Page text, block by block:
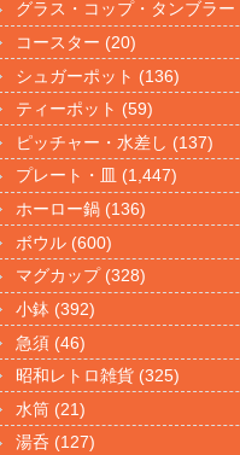
グラス・コップ・タンブラー
コースター (20)
シュガーポット (136)
ティーポット (59)
ピッチャー・水差し (137)
プレート・皿 (1,447)
ホーロー鍋 (136)
ボウル (600)
マグカップ(328)
小鉢 (392)
急須 (46)
昭和レトロ雑貨 (325)
水筒 (21)
湯呑 (127)